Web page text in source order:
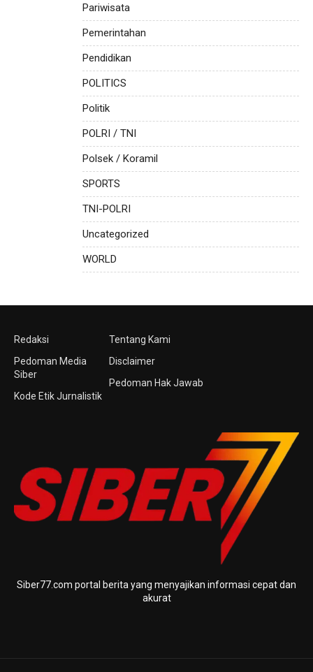
Pariwisata
Pemerintahan
Pendidikan
POLITICS
Politik
POLRI / TNI
Polsek / Koramil
SPORTS
TNI-POLRI
Uncategorized
WORLD
Redaksi
Pedoman Media
Siber
Kode Etik Jurnalistik
Tentang Kami
Disclaimer
Pedoman Hak Jawab
Siber77.com portal berita yang menyajikan informasi cepat dan
akurat